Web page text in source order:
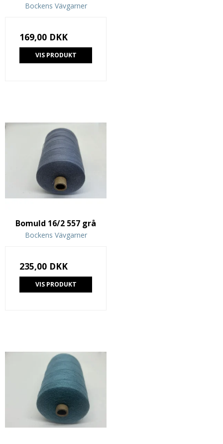
Bockens Vävgarner
169,00 DKK
VIS PRODUKT
Bomuld 16/2 557 grå
Bockens Vävgarner
235,00 DKK
VIS PRODUKT